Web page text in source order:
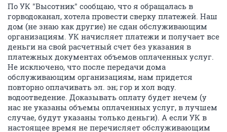
По УК "Высотник" сообщаю, что я обращалась в
горводоканал, хотела провести сверку платежей. Наш
дом (не знаю как другие) не сдан обслуживающим
организациям. УК начисляет платежи и получает все
деньги на свой расчетный счет без указания в
платежных документах объемов оплаченных услуг.
Не исключено, что после передачи дома
обслуживающим организациям, нам придется
повторно оплачивать эл. эн; гор и хол воду.
водоотведение. Доказывать оплату будет нечем (у
нас не указаны объемы оплаченных услуг, в лучшем
случае, будут указаны только деньги). А если УК в
настоящее время не перечисляет обслуживающим